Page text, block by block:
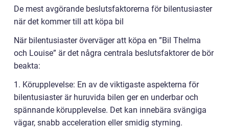
De mest avgörande beslutsfaktorerna för bilentusiaster
när det kommer till att köpa bil
När bilentusiaster överväger att köpa en ”Bil Thelma
och Louise” är det några centrala beslutsfaktorer de bör
beakta:
1. Körupplevelse: En av de viktigaste aspekterna för
bilentusiaster är huruvida bilen ger en underbar och
spännande körupplevelse. Det kan innebära svängiga
vägar, snabb acceleration eller smidig styrning.